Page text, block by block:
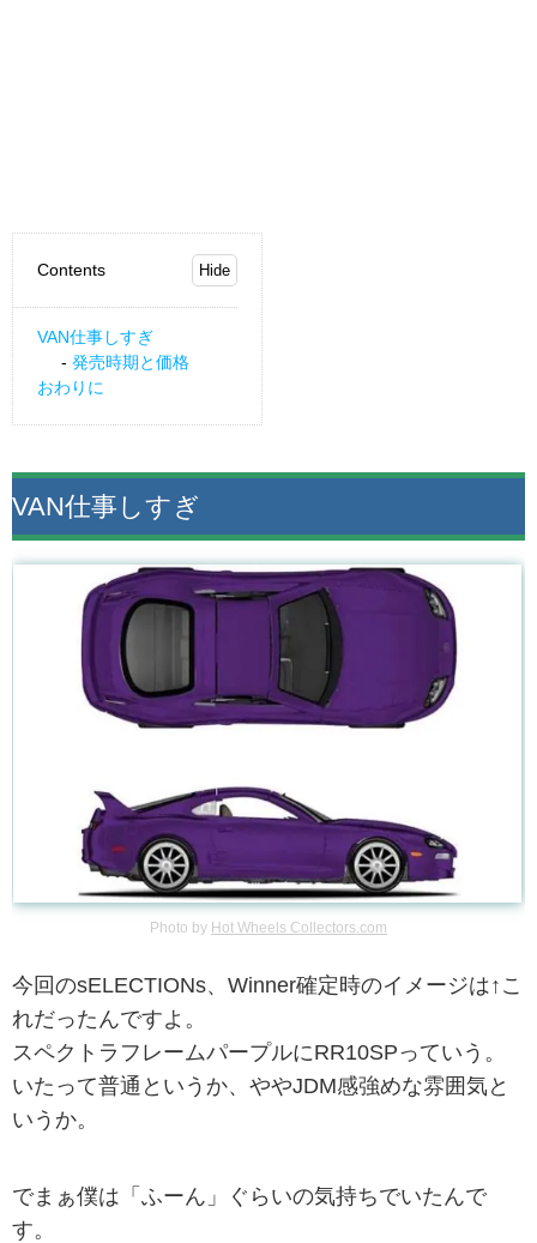
Contents
VAN仕事しすぎ
発売時期と価格
おわりに
VAN仕事しすぎ
Photo by Hot Wheels Collectors.com
今回のsELECTIONs、Winner確定時のイメージは↑こ
れだったんですよ。
スペクトラフレームパープルにRR10SPっていう。
いたって普通というか、ややJDM感強めな雰囲気と
いうか。
でまぁ僕は「ふーん」ぐらいの気持ちでいたんで
す。